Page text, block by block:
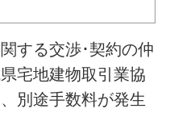
する交渉･契約の仲
宅地建物取引業協
別途手数料が発生